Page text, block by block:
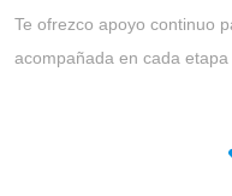
Te ofrezco apoyo continuo
acompañada en cada